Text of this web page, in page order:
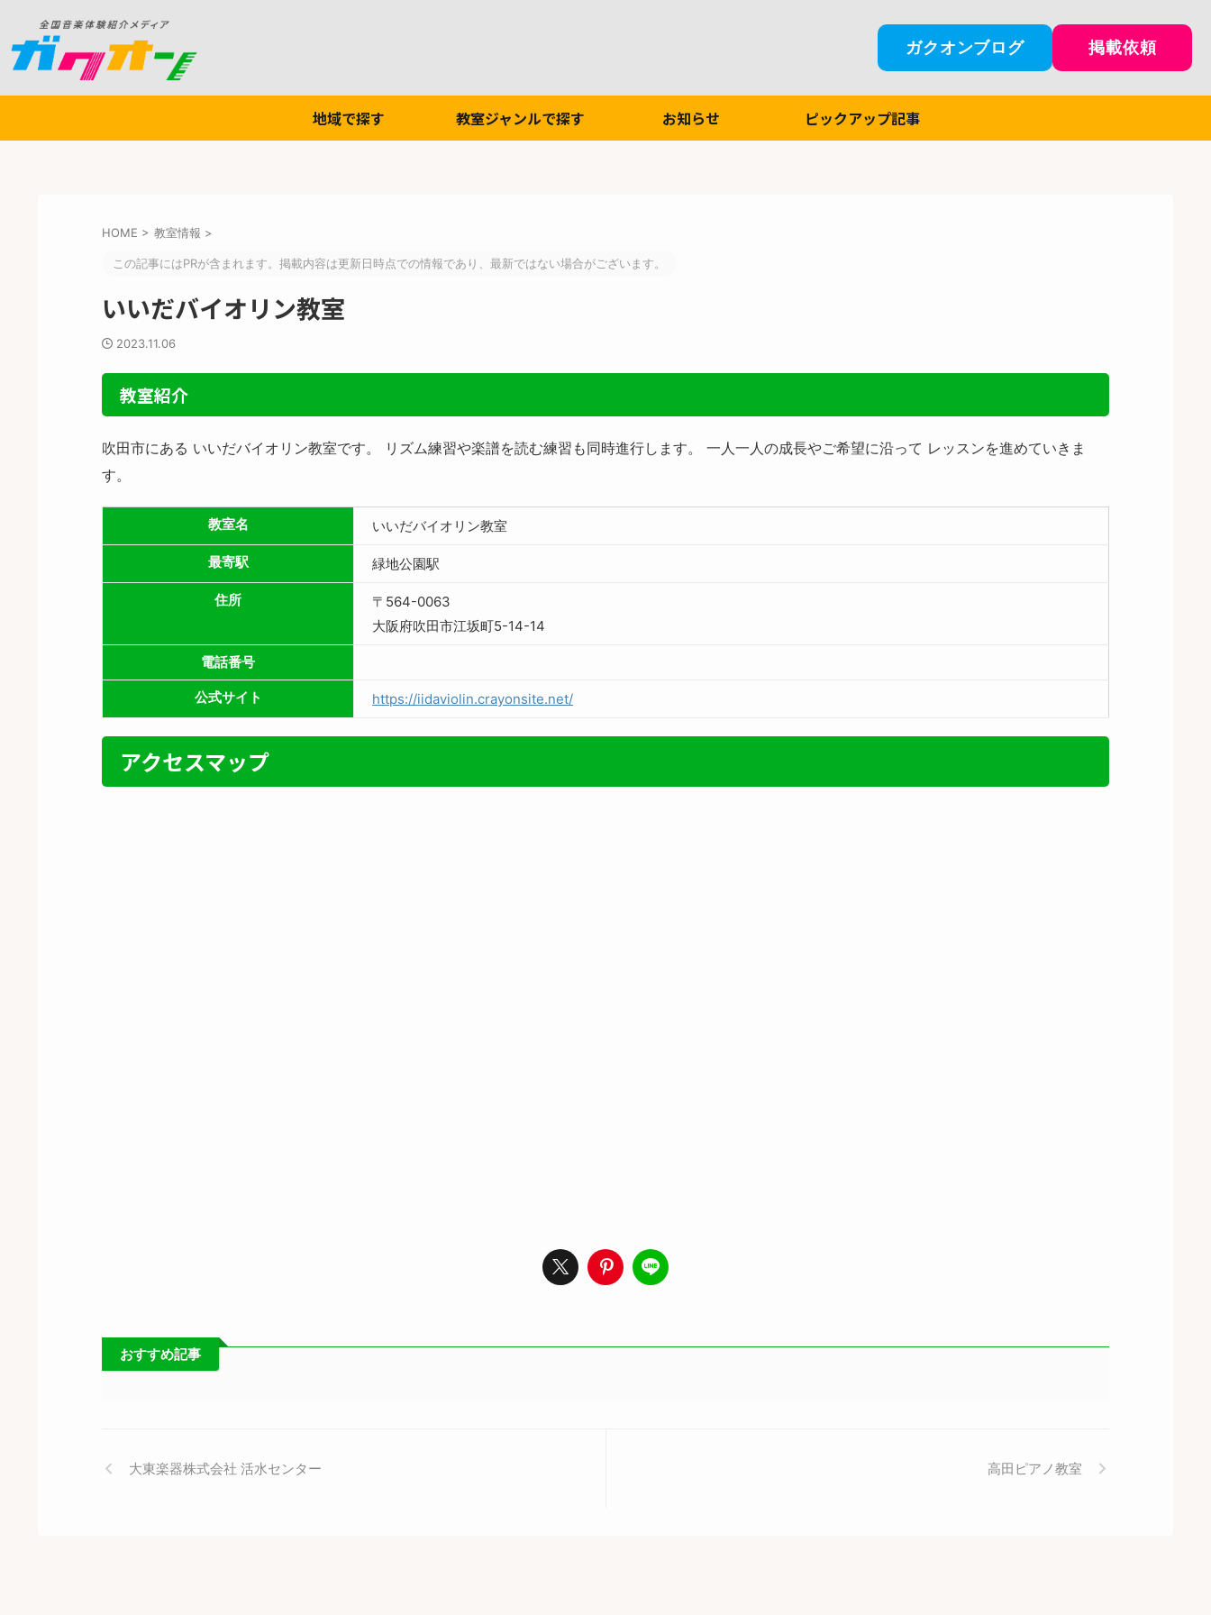
ガクオンブログ 掲載依頼
地域で探す 教室ジャンルで探す お知らせ ピックアップ記事
HOME > 教室情報 >
この記事にはPRが含まれます。掲載内容は更新日時点での情報であり、最新ではない場合がございます。
いいだバイオリン教室
2023.11.06
教室紹介
吹田市にある いいだバイオリン教室です。 リズム練習や楽譜を読む練習も同時進行します。 一人一人の成長やご希望に沿って レッスンを進めていきま
す。
教室名 いいだバイオリン教室
最寄駅 緑地公園駅
住所
〒564-0063
大阪府吹田市江坂町5-14-14
電話番号
公式サイト https://iidaviolin.crayonsite.net/
アクセスマップ
おすすめ記事
大東楽器株式会社 活水センター 高田ピアノ教室